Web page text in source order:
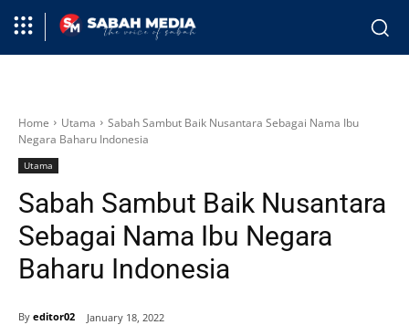
Home Utama
Sabah Sambut Baik Nusantara Sebagai Nama Ibu
Negara Baharu Indonesia
Utama
Sabah Sambut Baik Nusantara
Sebagai Nama Ibu Negara
Baharu Indonesia
By editor02 January 18, 2022